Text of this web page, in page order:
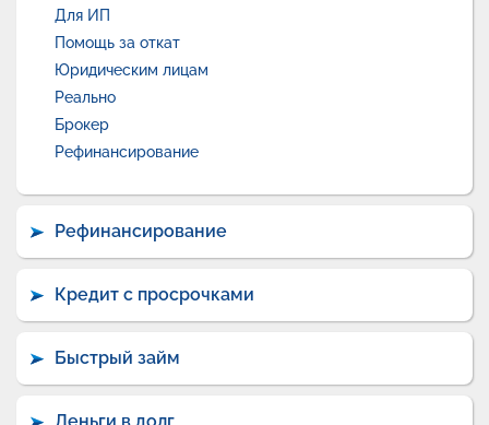
Для ИП
Помощь за откат
Юридическим лицам
Реально
Брокер
Рефинансирование
Рефинансирование
Кредит с просрочками
Быстрый займ